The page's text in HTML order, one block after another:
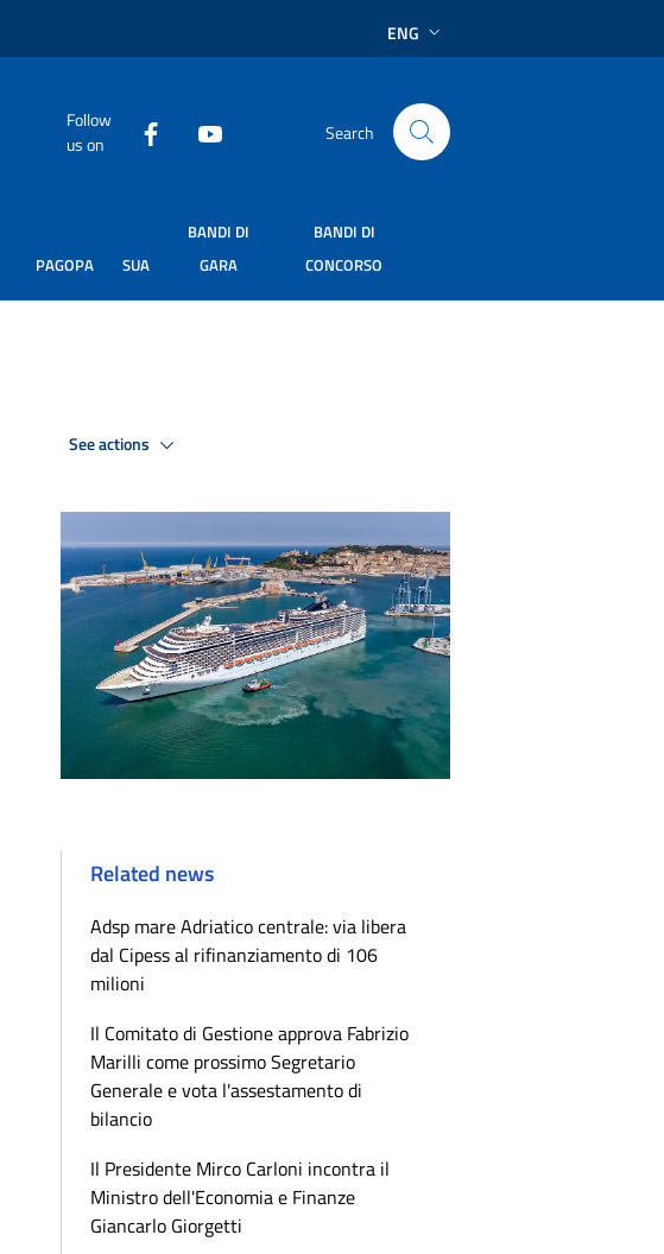
ENG
Follow
us on
Search
PAGOPA SUA
BANDI DI
GARA
BANDI DI
CONCORSO
See actions
Related news
Adsp mare Adriatico centrale: via libera
dal Cipess al rifinanziamento di 106
milioni
Il Comitato di Gestione approva Fabrizio
Marilli come prossimo Segretario
Generale e vota l'assestamento di
bilancio
Il Presidente Mirco Carloni incontra il
Ministro dell'Economia e Finanze
Giancarlo Giorgetti